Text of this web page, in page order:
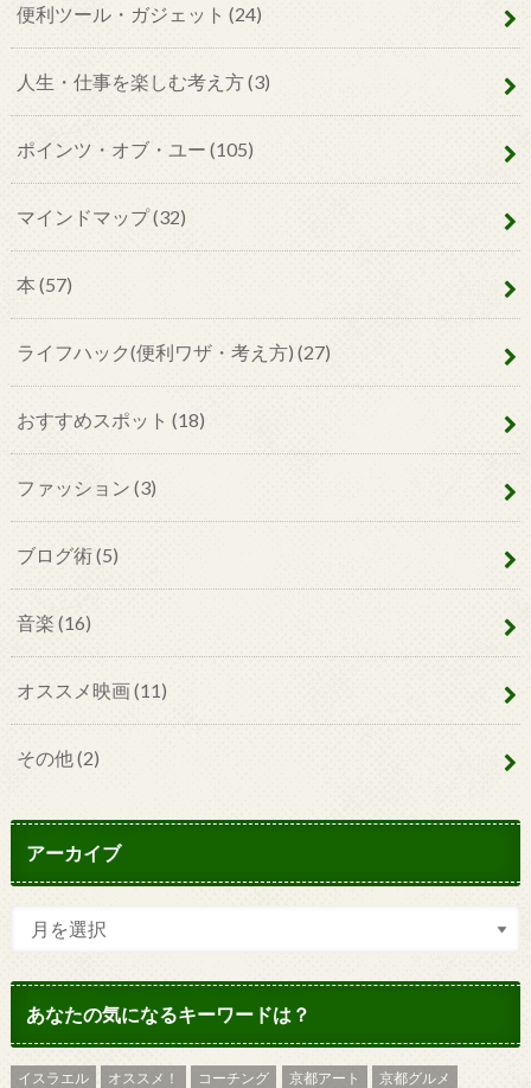
便利ツール・ガジェット (24)
人生・仕事を楽しむ考え方(3)
ポインツ・オブ・ユー (105)
マインドマップ(32)
本 (57)
ライフハック(便利ワザ・考え方) (27)
おすすめスポット (18)
ファッション (3)
ブログ術(5)
音楽 (16)
オススメ映画(11)
その他 (2)
アーカイブ
あなたの気になるキーワードは？
イスラエル オススメ！ コーチング 京都アート 京都グルメ